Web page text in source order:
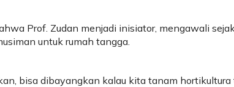
Prof. Zudan menjadi inisiator, mengawali
untuk rumah tangga.
bisa dibayangkan kalau kita tanam